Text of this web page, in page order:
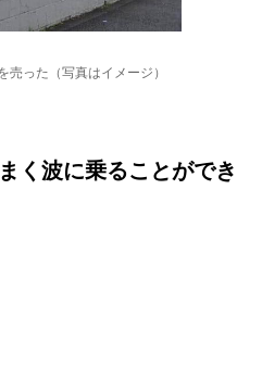
売った（写真はイメージ）
く波に乗ることができ